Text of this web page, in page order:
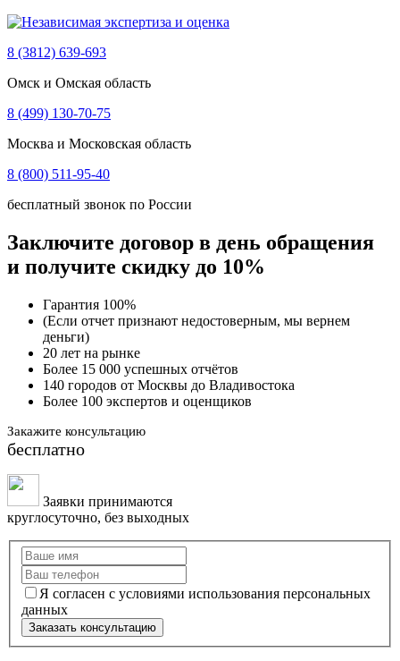
8 (3812) 639-693
Омск и Омская область
8 (499) 130-70-75
Москва и Московская область
8 (800) 511-95-40
бесплатный звонок по России
Заключите договор в день обращения
и получите скидку до 10%
Гарантия 100%
(Если отчет признают недостоверным, мы вернем
деньги)
20 лет на рынке
Более 15 000 успешных отчётов
140 городов от Москвы до Владивостока
Более 100 экспертов и оценщиков
Закажите консультацию
бесплатно
Заявки принимаются
круглосуточно, без выходных
Я согласен с условиями использования персональных
данных
Заказать консультацию